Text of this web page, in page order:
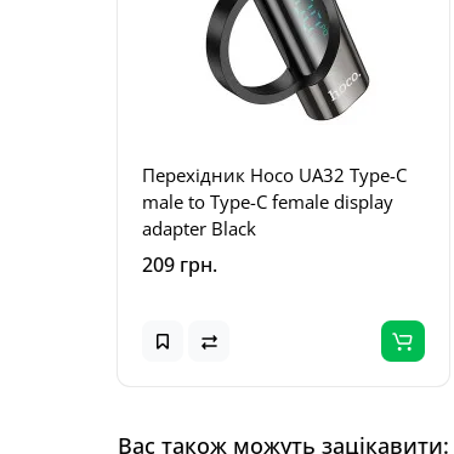
Перехідник Hoco UA32 Type-C
male to Type-C female display
adapter Black
209 грн.
Вас також можуть зацікавити: